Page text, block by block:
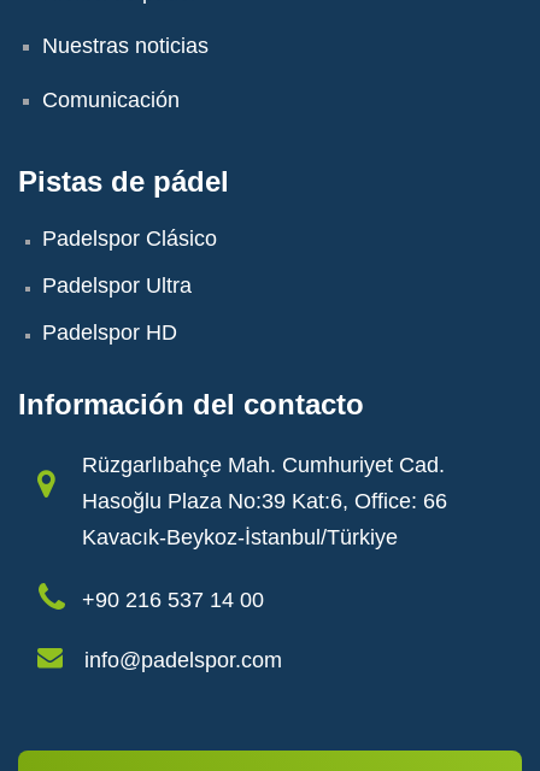
Nuestras noticias
Comunicación
Pistas de pádel
Padelspor Clásico
Padelspor Ultra
Padelspor HD
Información del contacto
Rüzgarlıbahçe Mah. Cumhuriyet Cad.
Hasoğlu Plaza No:39 Kat:6, Office: 66
Kavacık-Beykoz-İstanbul/Türkiye
+90 216 537 14 00
info@padelspor.com